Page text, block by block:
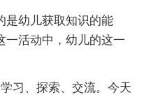
是幼儿获取知识的能
一活动中，幼儿的这一
习、探索、交流。今天